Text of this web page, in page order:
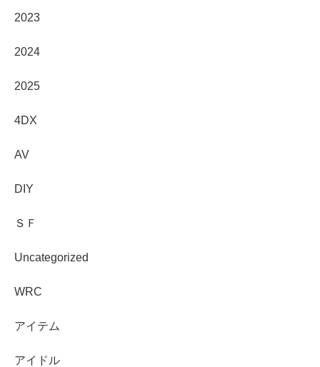
2023
2024
2025
4DX
AV
DIY
ＳＦ
Uncategorized
WRC
アイテム
アイドル